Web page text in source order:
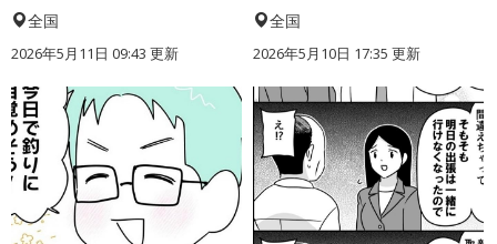
全国
2026年5月11日 09:43 更新
全国
2026年5月10日 17:35 更新